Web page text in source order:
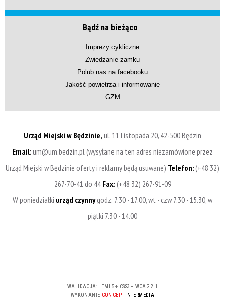
Bądź na bieżąco
Imprezy cykliczne
Zwiedzanie zamku
Polub nas na facebooku
Jakość powietrza i informowanie
GZM
Urząd Miejski w Będzinie, ul. 11 Listopada 20, 42-500 Będzin
Email:um@um.bedzin.pl (wysyłane na ten adres niezamówione przez
Urząd Miejski w Będzinie oferty i reklamy będą usuwane) Telefon:(+48 32)
267-70-41 do 44Fax:(+48 32) 267-91-09
W poniedziałki urząd czynnygodz. 7.30 - 17.00, wt - czw 7.30 - 15.30, w
piątki 7.30 - 14.00
WALIDACJA: HTML5+ CSS3 + WCAG 2.1
WYKONANIE CONCEPT INTERMEDIA